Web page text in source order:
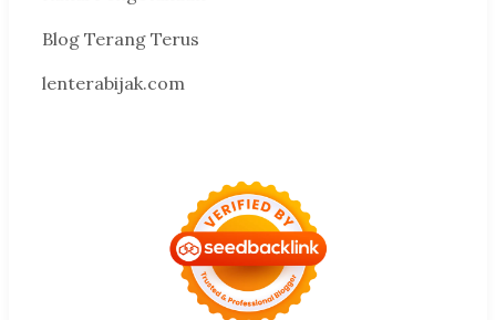
Blog Terang Terus
lenterabijak.com